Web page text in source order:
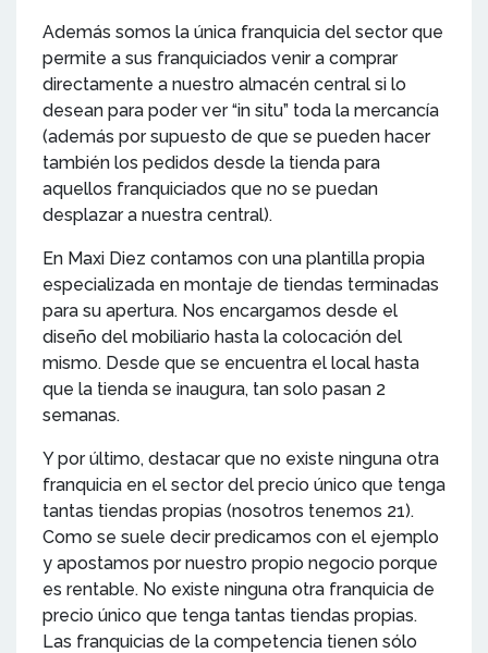
Además somos la única franquicia del sector que
permite a sus franquiciados venir a comprar
directamente a nuestro almacén central si lo
desean para poder ver “in situ” toda la mercancía
(además por supuesto de que se pueden hacer
también los pedidos desde la tienda para
aquellos franquiciados que no se puedan
desplazar a nuestra central).
En Maxi Diez contamos con una plantilla propia
especializada en montaje de tiendas terminadas
para su apertura. Nos encargamos desde el
diseño del mobiliario hasta la colocación del
mismo. Desde que se encuentra el local hasta
que la tienda se inaugura, tan solo pasan 2
semanas.
Y por último, destacar que no existe ninguna otra
franquicia en el sector del precio único que tenga
tantas tiendas propias (nosotros tenemos 21).
Como se suele decir predicamos con el ejemplo
y apostamos por nuestro propio negocio porque
es rentable. No existe ninguna otra franquicia de
precio único que tenga tantas tiendas propias.
Las franquicias de la competencia tienen sólo